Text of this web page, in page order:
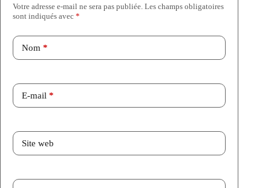
Votre adresse e-mail ne sera pas publiée. Les champs obligatoires
sont indiqués avec *
Nom *
E-mail *
Site web